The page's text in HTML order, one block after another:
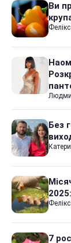
Ви
Без
7